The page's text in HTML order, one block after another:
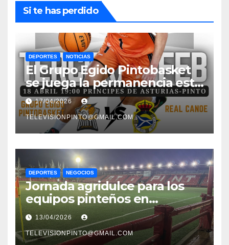
Si te has perdido
DEPORTES NOTICIAS
El Grupo Egido Pintobasket
se juega la permanencia este
sábado en el Príncipes de
Asturias
17/04/2026
TELEVISIONPINTO@GMAIL.COM
DEPORTES NEGOCIOS
Jornada agridulce para los
equipos pinteños en
Preferente con el liderato del
Atlético de Pinto bajo
amenaza
13/04/2026
TELEVISIONPINTO@GMAIL.COM